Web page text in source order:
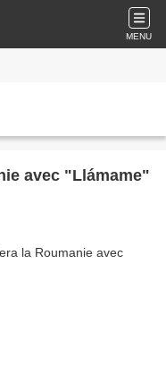
MENU
avec "Llámame"